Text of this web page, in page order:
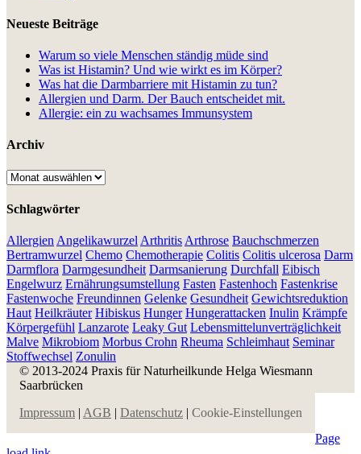
Neueste Beiträge
Warum so viele Menschen ständig müde sind
Was ist Histamin? Und wie wirkt es im Körper?
Was hat die Darmbarriere mit Histamin zu tun?
Allergien und Darm. Der Bauch entscheidet mit.
Allergie: ein zu wachsames Immunsystem
Archiv
Archiv
Schlagwörter
Allergien Angelikawurzel Arthritis Arthrose Bauchschmerzen
Bertramwurzel Chemo Chemotherapie Colitis Colitis ulcerosa Darm
Darmflora Darmgesundheit Darmsanierung Durchfall Eibisch
Engelwurz Ernährungsumstellung Fasten Fastenhoch Fastenkrise
Fastenwoche Freundinnen Gelenke Gesundheit Gewichtsreduktion
Haut Heilkräuter Hibiskus Hunger Hungerattacken Inulin Krämpfe
Körpergefühl Lanzarote Leaky Gut Lebensmittelunverträglichkeit
Malve Mikrobiom Morbus Crohn Rheuma Schleimhaut Seminar
Stoffwechsel Zonulin
© 2013-2024 Praxis für Naturheilkunde Helga Wiesmann
Saarbrücken
Impressum | AGB | Datenschutz | Cookie-Einstellungen
Page